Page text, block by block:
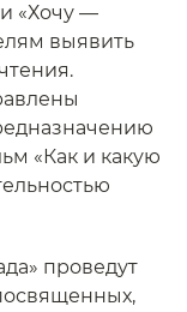
«Хочу —
выявить
«Как и какую
проведут